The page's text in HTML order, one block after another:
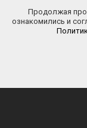
Продолжая
ознакомились и